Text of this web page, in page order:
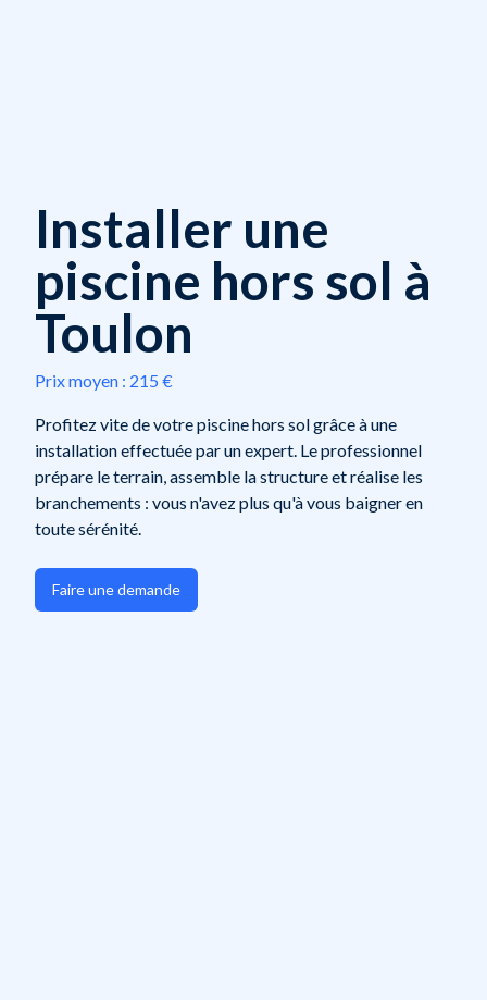
Installer une
piscine hors sol à
Toulon
Prix moyen : 215 €
Profitez vite de votre piscine hors sol grâce à une
installation effectuée par un expert. Le professionnel
prépare le terrain, assemble la structure et réalise les
branchements : vous n'avez plus qu'à vous baigner en
toute sérénité.
Faire une demande